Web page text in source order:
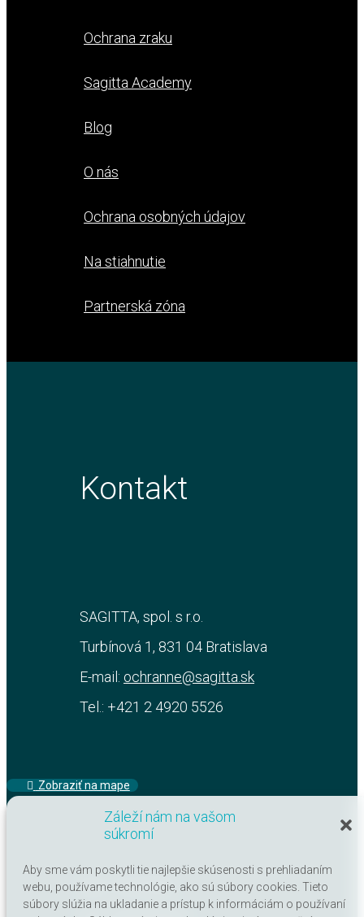
Záleží nám na vašom
súkromí
Aby sme vám poskytli tie najlepšie skúsenosti s prehliadaním
webu, používame technológie, ako sú súbory cookies. Tieto
súbory slúžia na ukladanie a prístup k informáciám o používaní
Ochrana zraku
Sagitta Academy
Blog
O nás
Ochrana osobných údajov
Na stiahnutie
Partnerská zóna
Kontakt
SAGITTA, spol. s r.o.
Turbínová 1, 831 04 Bratislava
E-mail: ochranne@sagitta.sk
Tel.: +421 2 4920 5526
‏‏‎ ‎‏‏‎ ‎Zobraziť na mape
IČO: 17313520